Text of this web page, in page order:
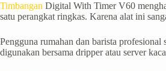
Timbangan Digital With Timer V60
satu perangkat ringkas. Karena alat ini
Pengguna rumahan dan barista
digunakan bersama dripper atau server